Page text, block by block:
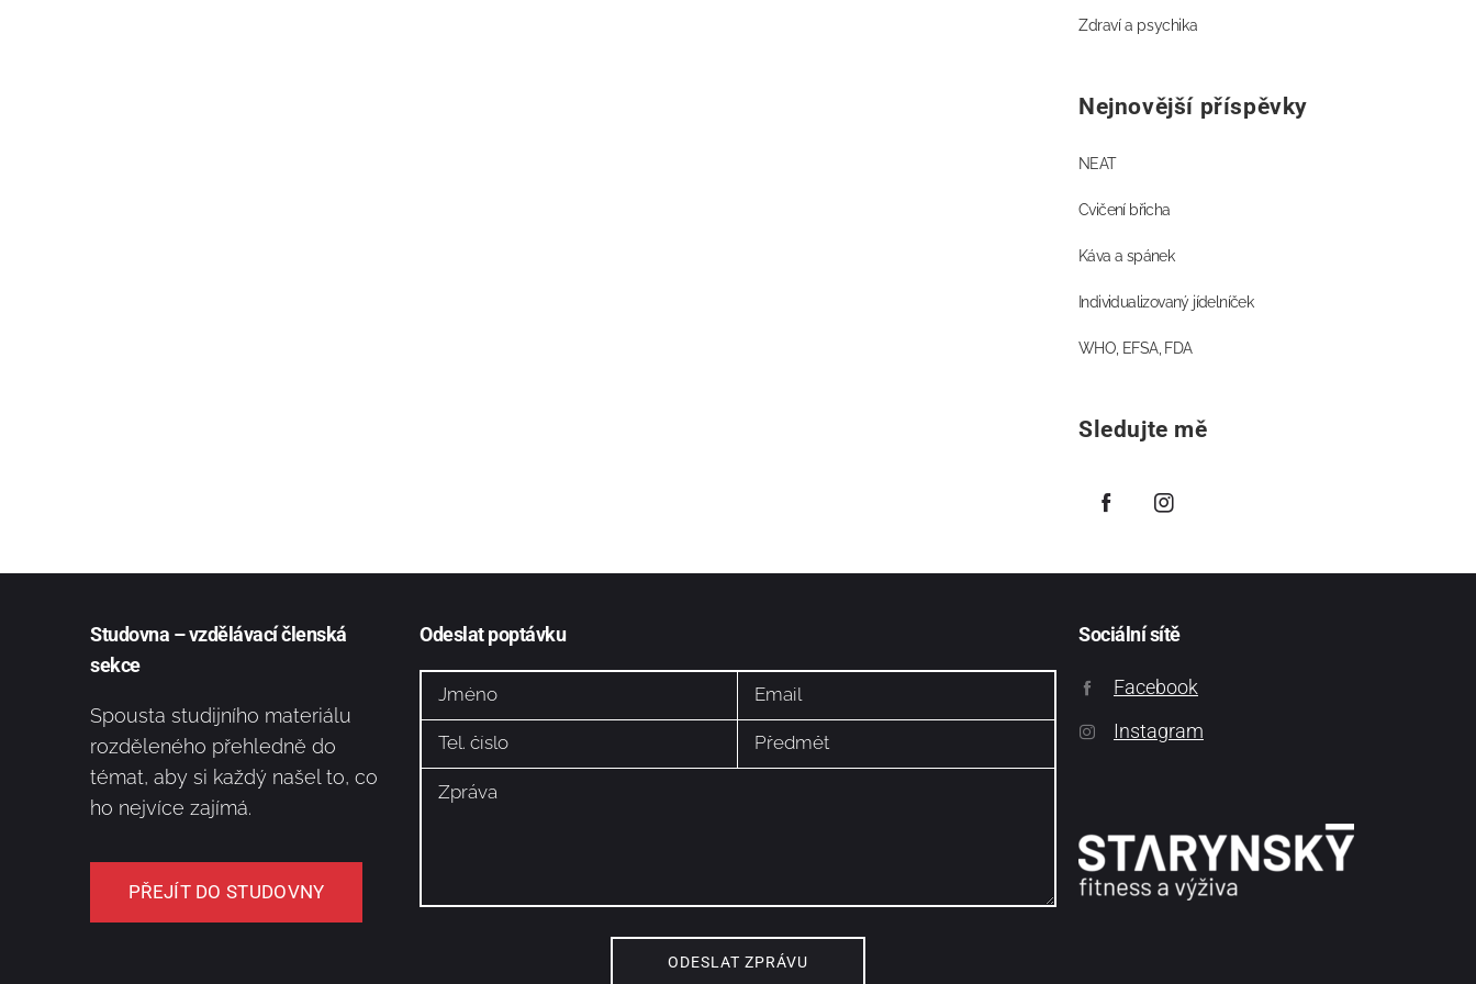
Zdraví a psychika
Nejnovější příspěvky
NEAT
Cvičení břicha
Káva a spánek
Individualizovaný jídelníček
WHO, EFSA, FDA
Sledujte mě
Studovna – vzdělávací členská
sekce
Spousta studijního materiálu
rozděleného přehledně do
témat, aby si každý našel to, co
ho nejvíce zajímá.
PŘEJÍT DO STUDOVNY
Odeslat poptávku Sociální sítě
Facebook
Instagram